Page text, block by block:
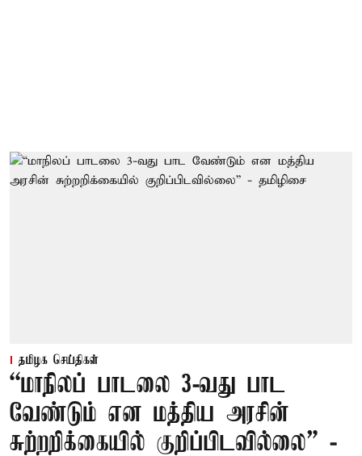
தமிழக செய்திகள்
“மாநிலப் பாடலை 3-வது பாட
வேண்டும் என மத்திய அரசின்
சுற்றறிக்கையில் குறிப்பிடவில்லை” -